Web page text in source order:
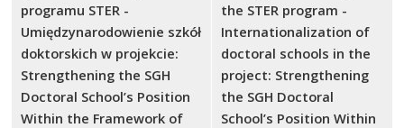
programu STER -
Umiędzynarodowienie szkół
doktorskich w projekcie:
Strengthening the SGH
Doctoral School’s Position
Within the Framework of
the STER program -
Internationalization of
doctoral schools in the
project: Strengthening
the SGH Doctoral
School’s Position Within